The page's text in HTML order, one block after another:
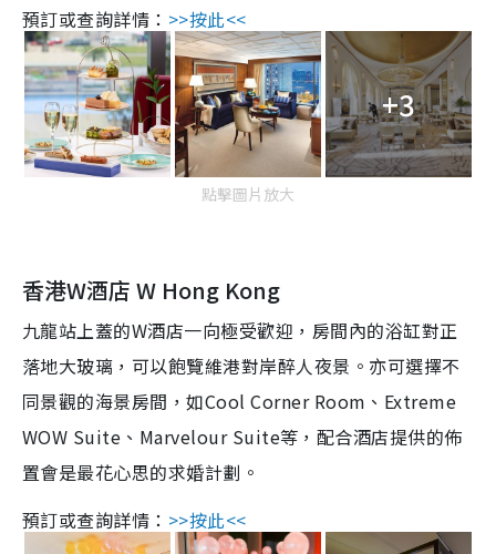
預訂或查詢詳情： >>按此<<
+3
點擊圖片放大
香港W酒店 W Hong Kong
九龍站上蓋的W酒店一向極受歡迎，房間內的浴缸對正
落地大玻璃，可以飽覽維港對岸醉人夜景。亦可選擇不
同景觀的海景房間，如Cool Corner Room、Extreme
WOW Suite、Marvelour Suite等，配合酒店提供的佈
置會是最花心思的求婚計劃。
預訂或查詢詳情： >>按此<<